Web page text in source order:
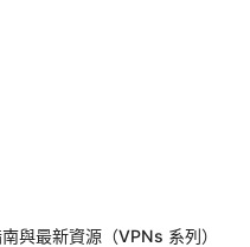
與最新資源（VPNs 系列）